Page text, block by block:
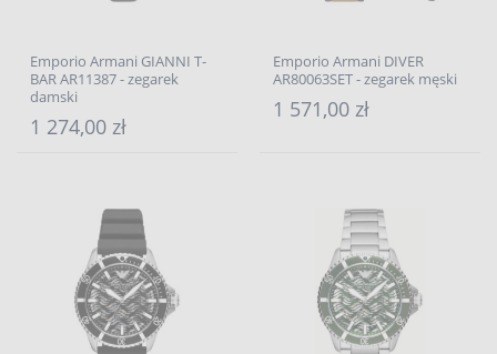
Emporio Armani GIANNI T-
BAR AR11387 - zegarek
damski
1 274,00 zł
Emporio Armani DIVER
AR80063SET - zegarek męski
1 571,00 zł